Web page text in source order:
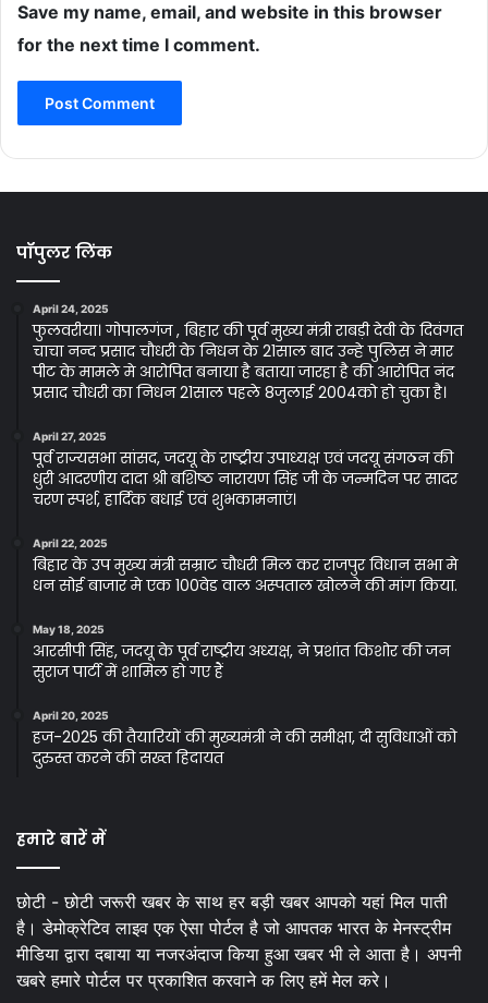
Save my name, email, and website in this browser
for the next time I comment.
पॉपुलर लिंक
April 24, 2025
फुलवरीया। गोपालगंज , बिहार की पूर्व मुख्य मंत्री राबड़ी देवी के दिवंगत
चाचा नन्द प्रसाद चौधरी के निधन के 21साल बाद उन्हे पुलिस ने मार
पीट के मामले मे आरोपित बनाया है बताया जारहा है की आरोपित नंद
प्रसाद चौधरी का निधन 21साल पहले 8जुलाई 2004को हो चुका है।
April 27, 2025
पूर्व राज्यसभा सांसद, जदयू के राष्ट्रीय उपाध्यक्ष एवं जदयू संगठन की
धुरी आदरणीय दादा श्री बशिष्ठ नारायण सिंह जी के जन्मदिन पर सादर
चरण स्पर्श, हार्दिक बधाई एवं शुभकामनाएं।
April 22, 2025
बिहार के उप मुख्य मंत्री सम्राट चौधरी मिल कर राजपुर विधान सभा मे
धन सोई बाजार मे एक 100वेड वाल अस्पताल खोलने की मांग किया.
May 18, 2025
आरसीपी सिंह, जदयू के पूर्व राष्ट्रीय अध्यक्ष, ने प्रशांत किशोर की जन
सुराज पार्टी में शामिल हो गए हैं
April 20, 2025
हज-2025 की तैयारियों की मुख्यमंत्री ने की समीक्षा, दी सुविधाओं को
दुरुस्त करने की सख्त हिदायत
हमारे बारें में
छोटी - छोटी जरूरी खबर के साथ हर बड़ी खबर आपको यहां मिल पाती
है। डेमोक्रेटिव लाइव एक ऐसा पोर्टल है जो आपतक भारत के मेनस्ट्रीम
मीडिया द्वारा दबाया या नजरअंदाज किया हुआ खबर भी ले आता है। अपनी
खबरे हमारे पोर्टल पर प्रकाशित करवाने क लिए हमें मेल करे।